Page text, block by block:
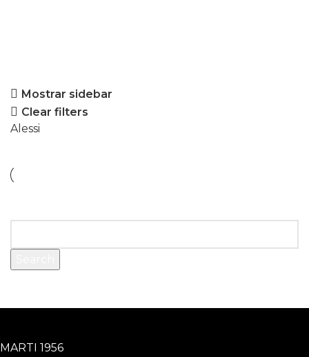
Mostrar sidebar
Clear filters
Alessi
MARTI 1956